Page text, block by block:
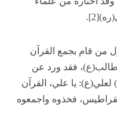
[2]
.
من قام بجمع القرآن
طالب(ع)، فقد ورد عن
يا علي، القرآن
فخذوه واجمعوه